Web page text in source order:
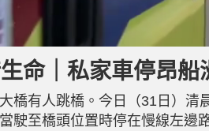
n
u
t
e
命｜私家車停昂
橋有人跳橋。今日（31日）清
駛至橋頭位置時停在慢線左邊